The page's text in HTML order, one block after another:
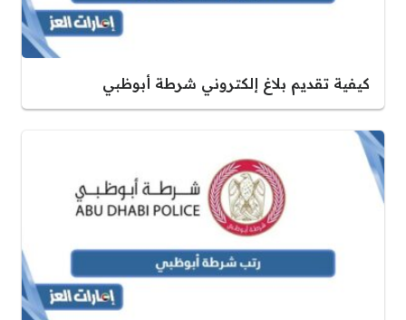
كيفية تقديم بلاغ إلكتروني شرطة أبوظبي